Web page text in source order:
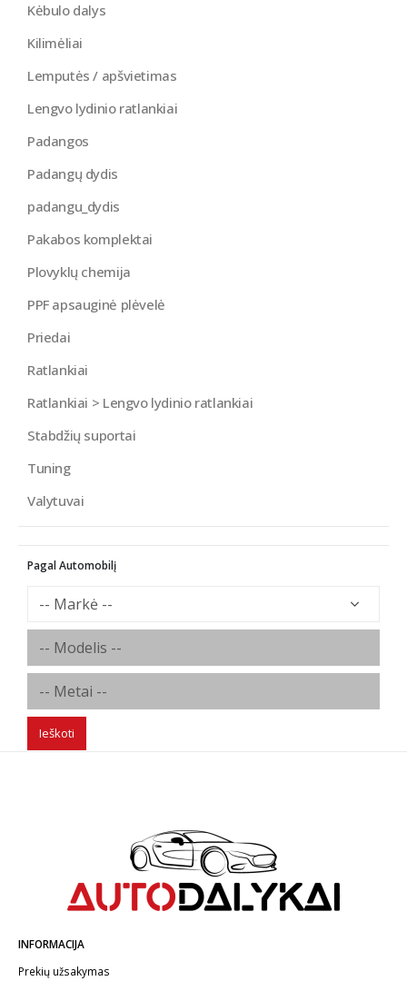
Kėbulo dalys
Kilimėliai
Lemputės / apšvietimas
Lengvo lydinio ratlankiai
Padangos
Padangų dydis
padangu_dydis
Pakabos komplektai
Plovyklų chemija
PPF apsauginė plėvelė
Priedai
Ratlankiai
Ratlankiai > Lengvo lydinio ratlankiai
Stabdžių suportai
Tuning
Valytuvai
Pagal Automobilį
Ieškoti
INFORMACIJA
Prekių užsakymas